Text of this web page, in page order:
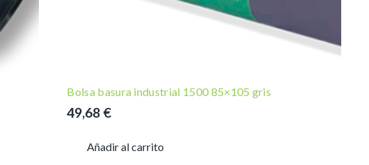
Bolsa basura industrial 1500 85×105 gris
49,68 €
Añadir al carrito